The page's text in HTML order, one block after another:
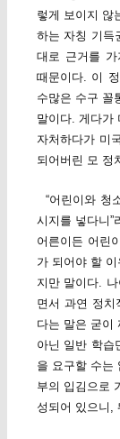
렇게 보이지 않
하는 자칭 기득
대로 근거를 가
때문이다. 이
수많은 수구 꼴
말이다. 게다가
자처하다가 미
되어버린 모 정
“어린이와 청
시지를 넣다니
어른이든 어린
가 되어야 할
지만 말이다.
면서 과연 정
다는 말은 굳이
아닌 일반 학습
을 요구할 수는
부의 입김으로
성되어 있으니,